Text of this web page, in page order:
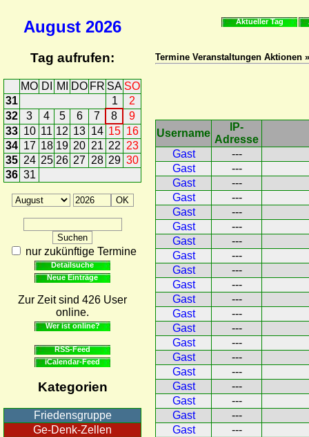
August 2026
Tag aufrufen:
MO DI MI DO FR SA SO
31
1
2
32
3 4 5 6 7 8
9
33 10 11 12 13 14 15 16
34 17 18 19 20 21 22 23
35 24 25 26 27 28 29 30
36 31
nur zukünftige Termine
Detailsuche
Neue Einträge
Zur Zeit sind 426 User
online.
Wer ist online?
RSS-Feed
iCalendar-Feed
Kategorien
Friedensgruppe
Ge-Denk-Zellen
Aktueller Tag
Termine Veranstaltungen Aktionen
Username
IP-
Adresse
Gast
---
Gast
---
Gast
---
Gast
---
Gast
---
Gast
---
Gast
---
Gast
---
Gast
---
Gast
---
Gast
---
Gast
---
Gast
---
Gast
---
Gast
---
Gast
---
Gast
---
Gast
---
Gast
---
Gast
---